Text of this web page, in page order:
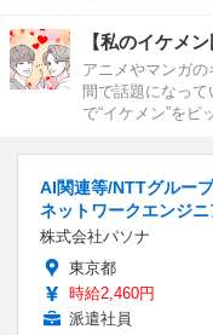
【私のイケメン
アニメやマンガ
間で話題になっ
で“イケメン”を
AI関連等/NTTグルー
ネットワークエンジニ
株式会社パソナ
東京都
時給2,460円
派遣社員